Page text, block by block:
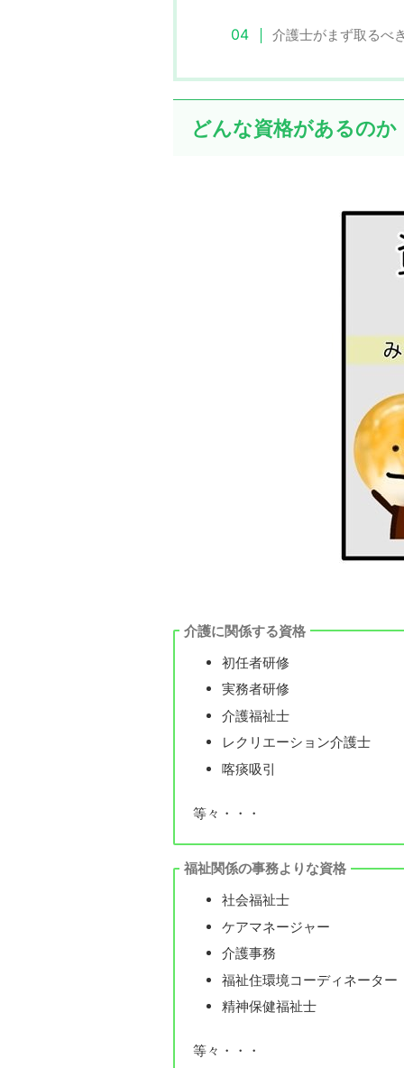
介護士がまず取る
どんな資格があるのか
介護に関係する資格
初任者研修
実務者研修
介護福祉士
レクリエーション介護士
喀痰吸引
等々・・・
福祉関係の事務よりな資格
社会福祉士
ケアマネージャー
介護事務
福祉住環境コーディネーター
精神保健福祉士
等々・・・